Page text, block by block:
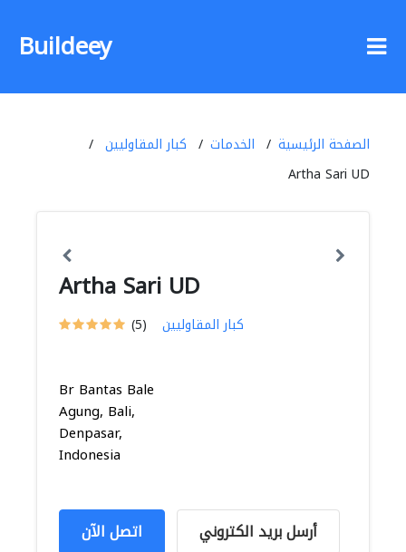
Buildeey
الصفحة الرئيسية الخدمات
كبار المقاوليين
Artha Sari UD
Artha Sari UD
(5) كبار المقاوليين
Br Bantas Bale
Agung, Bali,
Denpasar,
Indonesia
اتصل الآن أرسل بريد الكتروني